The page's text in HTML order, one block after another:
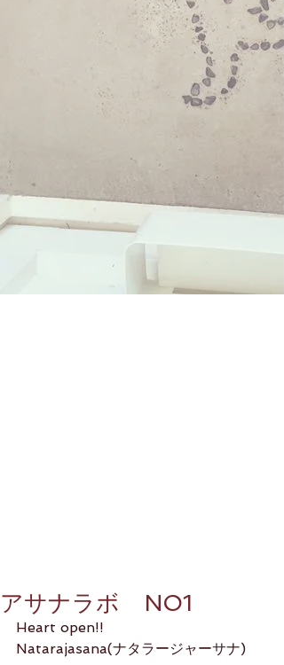
アサナラボ NO1
Heart open!!
Natarajasana(ナタラージャーサナ)